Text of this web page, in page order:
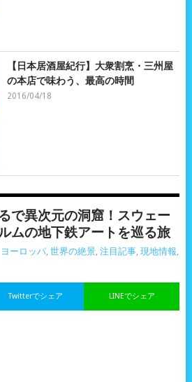
【日本居酒屋紀行】大衆割烹・三州屋
の本店で味わう、最高の時間
2016/04/18
で異次元の洞窟！スウェー
ムの地下鉄アートを巡る旅
ヨーロッパ, 世界の絶景, 注目記事, 現地情報,
LINEでシェア
Twitterでシェア